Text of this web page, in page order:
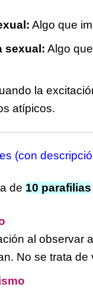
Algo que
sexual: Algo
la
atípicos.
(con
de 10 parafilias
al observar
No se trata